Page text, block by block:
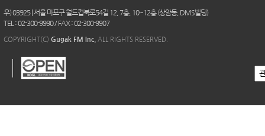
우) 03925 | 서울 마포구 월드컵북로54길 12, 7층, 10~12층 (상암동, DMS빌딩)
TEL : 02-300-9990 / FAX : 02-300-9907
COPYRIGHT(C) Gugak FM Inc. ALL RIGHTS RESERVED.